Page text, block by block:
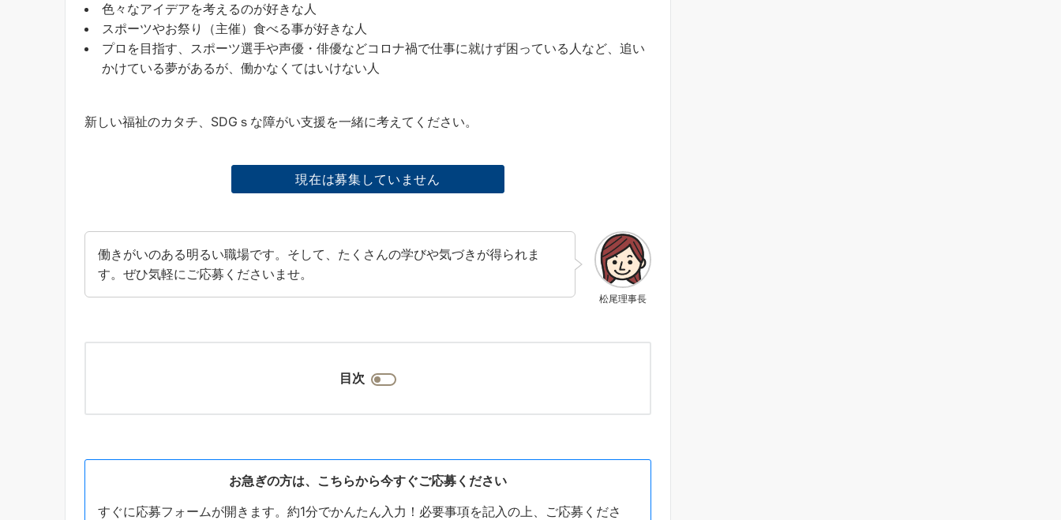
色々なアイデアを考えるのが好きな人
スポーツやお祭り（主催）食べる事が好きな人
プロを目指す、スポーツ選手や声優・俳優などコロナ禍で仕事に就けず困っている人など、追い
かけている夢があるが、働かなくてはいけない人
新しい福祉のカタチ、SDGｓな障がい支援を一緒に考えてください。
現在は募集していません
松尾理事長
働きがいのある明るい職場です。そして、たくさんの学びや気づきが得られま
す。ぜひ気軽にご応募くださいませ。
目次
お急ぎの方は、こちらから今すぐご応募ください
すぐに応募フォームが開きます。約1分でかんたん入力！必要事項を記入の上、ご応募くださ